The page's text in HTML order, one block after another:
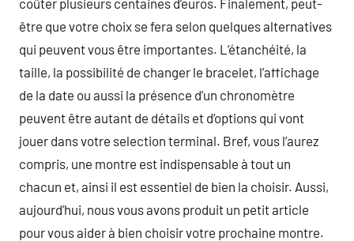
être que votre choix se fera selon quelques alternatives
qui peuvent vous être importantes. L’étanchéité, la
taille, la possibilité de changer le bracelet, l’affichage
de la date ou aussi la présence d’un chronomètre
peuvent être autant de détails et d’options qui vont
jouer dans votre selection terminal. Bref, vous l’aurez
compris, une montre est indispensable à tout un
chacun et, ainsi il est essentiel de bien la choisir. Aussi,
aujourd’hui, nous vous avons produit un petit article
pour vous aider à bien choisir votre prochaine montre.